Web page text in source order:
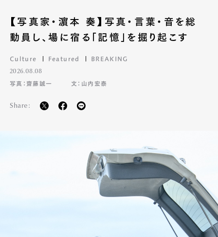
【写真家・濵本 奏】写真・言葉・音を総
動員し、場に宿る「記憶」を掘り起こす
Culture Featured BREAKING
2026.08.08
写真：齋藤誠一
文：山内宏泰
Share: